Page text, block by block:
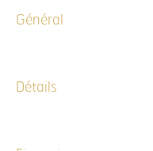
Général
Détails